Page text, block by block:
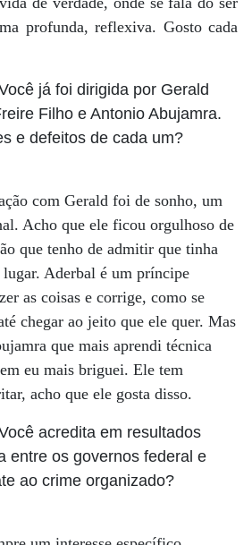
profunda, reflexiva. Gosto cada
já foi dirigida por Gerald
Filho e Antonio Abujamra.
e defeitos de cada um?
com Gerald foi de sonho, um
Acho que ele ficou orgulhoso de
que tenho de admitir que tinha
Aderbal é um príncipe
as coisas e corrige, como se
chegar ao jeito que ele quer. Mas
que mais aprendi técnica
eu mais briguei. Ele tem
acho que ele gosta disso.
acredita em resultados
entre os governos federal e
ao crime organizado?